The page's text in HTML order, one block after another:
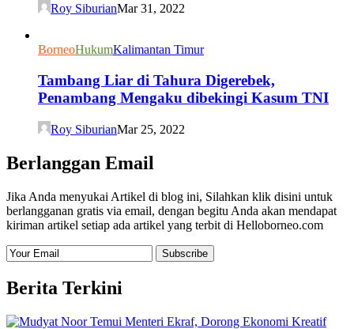
Roy SiburianMar 31, 2022
BorneoHukumKalimantan Timur
Tambang Liar di Tahura Digerebek,
Penambang Mengaku dibekingi Kasum TNI
Roy SiburianMar 25, 2022
Berlanggan Email
Jika Anda menyukai Artikel di blog ini, Silahkan klik disini untuk
berlangganan gratis via email, dengan begitu Anda akan mendapat
kiriman artikel setiap ada artikel yang terbit di Helloborneo.com
Berita Terkini